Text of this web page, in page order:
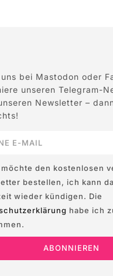
uns bei Mastodon oder
unseren Telegram-
Newsletter –
den kostenlosen
bestellen, ich kann
wieder kündigen. Die
habe ich
ABONNIEREN